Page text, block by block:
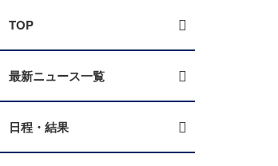
TOP
最新ニュース一覧
日程・結果